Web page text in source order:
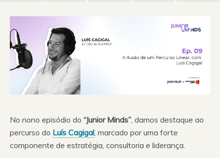
No nono episódio do “Junior Minds” , damos destaque ao
percurso do Luís Cagigal , marcado por uma forte
componente de estratégia, consultoria e liderança.